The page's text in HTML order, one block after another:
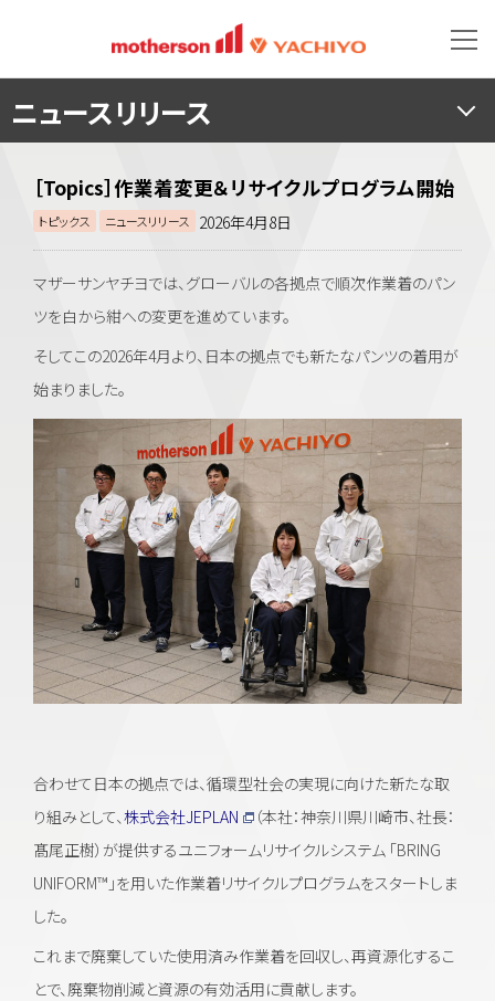
ニュースリリース
［Topics］作業着変更＆リサイクルプログラム開始
トピックス ニュースリリース 2026年4月8日
マザーサンヤチヨでは、グローバルの各拠点で順次作業着のパン
ツを白から紺への変更を進めています。
そしてこの2026年4月より、日本の拠点でも新たなパンツの着用が
始まりました。
合わせて日本の拠点では、循環型社会の実現に向けた新たな取
り組みとして、株式会社JEPLAN
（本社：神奈川県川崎市、社長：
髙尾正樹）が提供するユニフォームリサイクルシステム 「BRING
UNIFORM™」を用いた作業着リサイクルプログラムをスタートしま
した。
これまで廃棄していた使用済み作業着を回収し、再資源化するこ
とで、廃棄物削減と資源の有効活用に貢献します。